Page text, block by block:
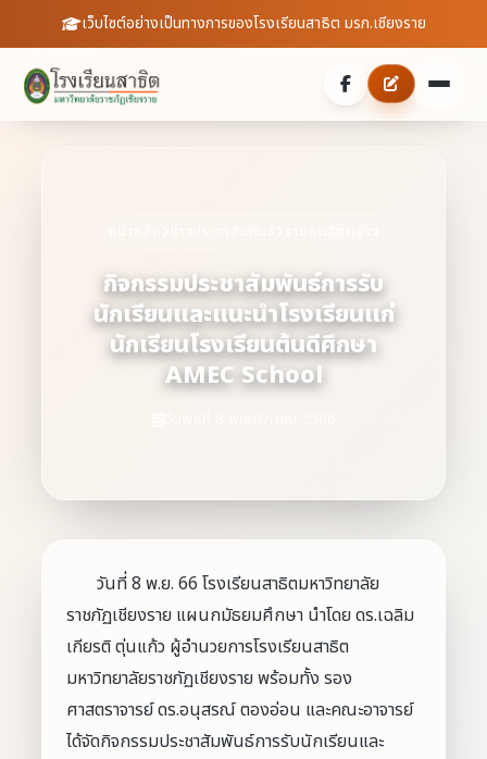
เว็บไซต์อย่างเป็นทางการของโรงเรียนสาธิต มรภ.เชียงราย
ประวัติความเป็นมา
บุคลากร
สถิตินักเรียน
ประชาสัมพันธ์
ข่าวสารจากโรงเรียน
ดาวน์โหลดเอกสาร
สายตรงผู้อำนวยการ
กิจกรรมประชาสัมพันธ์การรับ
นักเรียนและแนะนำโรงเรียนแก่
นักเรียนโรงเรียนต้นดีศึกษา
AMEC School
วันที่ 8 พ.ย. 66 โรงเรียนสาธิตมหาวิทยาลัย
ราชภัฏเชียงราย แผนกมัธยมศึกษา นำโดย ดร.เฉลิม
เกียรติ ตุ่นแก้ว ผู้อำนวยการโรงเรียนสาธิต
มหาวิทยาลัยราชภัฏเชียงราย พร้อมทั้ง รอง
ศาสตราจารย์ ดร.อนุสรณ์ ตองอ่อน และคณะอาจารย์
ได้จัดกิจกรรมประชาสัมพันธ์การรับนักเรียนและ